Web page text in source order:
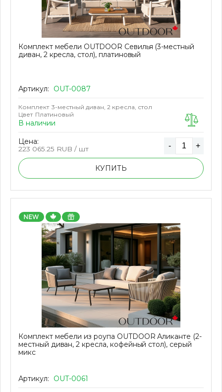
Комплект мебели OUTDOOR Севилья (3-местный
диван, 2 кресла, стол), платиновый
Артикул: OUT-0087
Комплект 3-местный диван, 2 кресла, стол
Цвет Платиновый
В наличии
Цена:
223 065.25 RUB / шт - +
КУПИТЬ
Комплект мебели из роупа OUTDOOR Аликанте (2-
местный диван, 2 кресла, кофейный стол), серый
микс
Артикул: OUT-0061